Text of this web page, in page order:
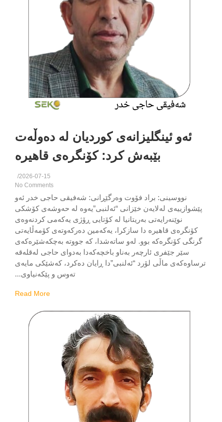
ئەو ئینگلیزانەی کوردیان لە دەوڵەت
بێبەش کرد: کۆنگرەی قاهیرە
2026-07-15
/
No Comments
نووسینی: براد فۆوت وەرگێڕانی: شەفیقی حاجی خدر ئەو
لەلایەن خێزانی “ئەلنبی‌”یەوە لە حەوشەی کۆشکی
نوێنەرایەتی بەریتانیا لە کۆتایی ڕۆژی یەکەمی کردنەوەی
قاهیرە دا سازکرا، یەکەمین دەرکەوتەی کۆمەڵایەتی
کۆنگرەکە بوو. لەو ساتەشدا، کە جووتە بەچکەشێرەکەی
سێر جێفری ئارچەر بەناو باخچەکەدا بەدوای حاجی لەقلەقە
ماڵی لۆرد “ئەلنبی”‌دا ڕایان دەکرد، کەشێکی مایەی
تەوس و پێکەنیاوی...
Read More